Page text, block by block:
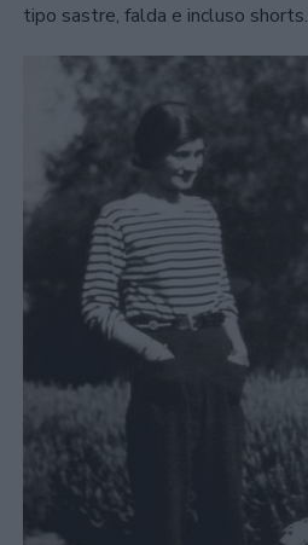
tipo sastre, falda e incluso shorts.